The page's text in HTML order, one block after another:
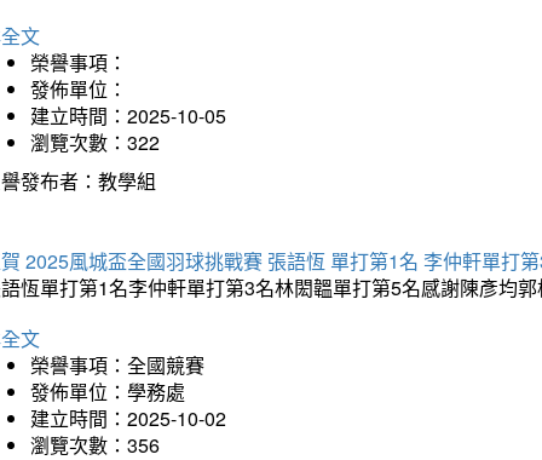
文
榮譽事項：
發佈單位：
建立時間：2025-10-05
瀏覽次數：322
發布者：教學組
2025風城盃全國羽球挑戰賽 張語恆 單打第1名 李仲軒單打
恆單打第1名李仲軒單打第3名林閎韞單打第5名感謝陳彥均
文
榮譽事項：全國競賽
發佈單位：學務處
建立時間：2025-10-02
瀏覽次數：356